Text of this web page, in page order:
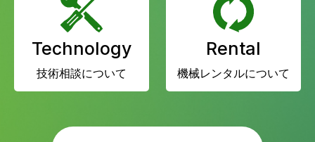
Technology
技術相談について
Rental
機械レンタルについて